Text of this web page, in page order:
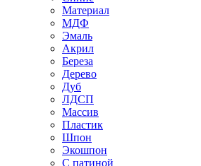
Материал
МДФ
Эмаль
Акрил
Береза
Дерево
Дуб
ЛДСП
Массив
Пластик
Шпон
Экошпон
С патиной